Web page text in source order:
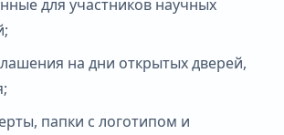
для участников научных
на дни открытых дверей,
папки с логотипом и